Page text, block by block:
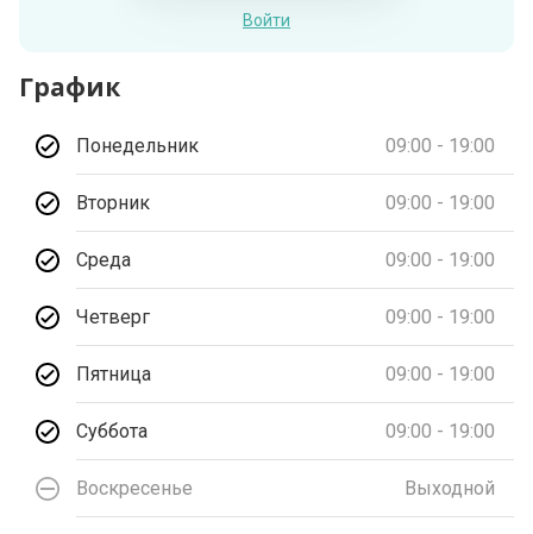
Войти
График
Понедельник 09:00 - 19:00
Вторник 09:00 - 19:00
Среда 09:00 - 19:00
Четверг 09:00 - 19:00
Пятница 09:00 - 19:00
Суббота 09:00 - 19:00
Воскресенье Выходной